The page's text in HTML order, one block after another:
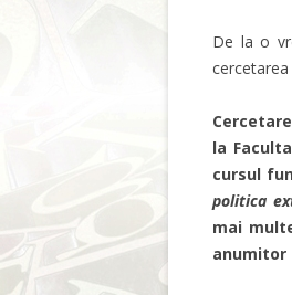
De la o
la
cursul
politica
mai
anumitor